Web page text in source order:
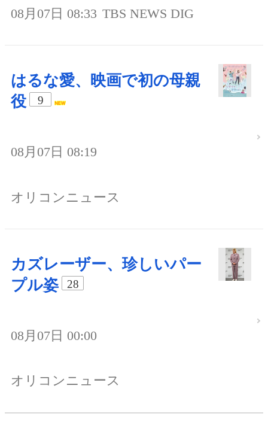
08月07日 08:33 TBS NEWS DIG
はるな愛、映画で初の母親
役
9
08月07日 08:19
オリコンニュース
カズレーザー、珍しいパー
プル姿
28
08月07日 00:00
オリコンニュース